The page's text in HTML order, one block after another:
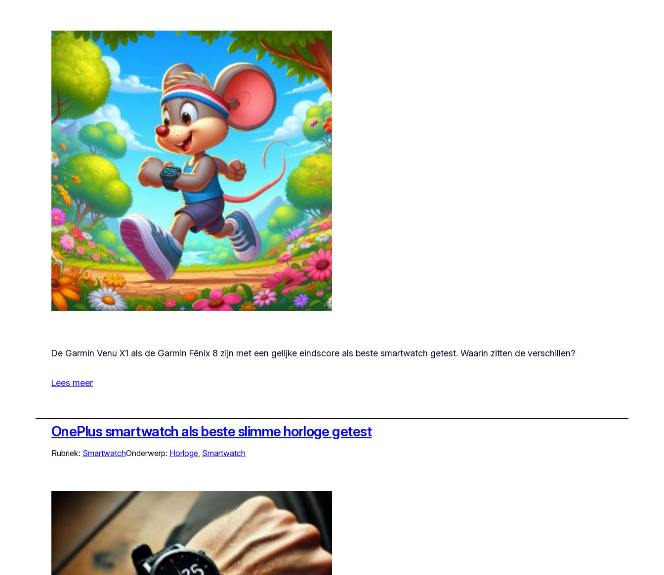
De Garmin Venu X1 als de Garmin Fēnix 8 zijn met een gelijke eindscore als beste smartwatch getest. Waarin zitten de verschillen?
Lees meer
OnePlus smartwatch als beste slimme horloge getest
Rubriek: SmartwatchOnderwerp: Horloge Smartwatch